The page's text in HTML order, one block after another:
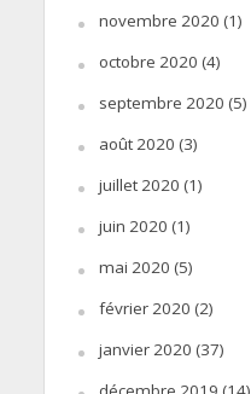
novembre 2020 (1)
octobre 2020 (4)
septembre 2020 (5)
août 2020 (3)
juillet 2020 (1)
juin 2020 (1)
mai 2020 (5)
février 2020 (2)
janvier 2020 (37)